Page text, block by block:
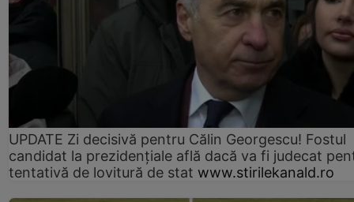
UPDATE Zi decisivă pentru Călin Georgescu! Fostul
candidat la prezidențiale află dacă va fi judecat
tentativă de lovitură de stat www.stirilekanald.ro